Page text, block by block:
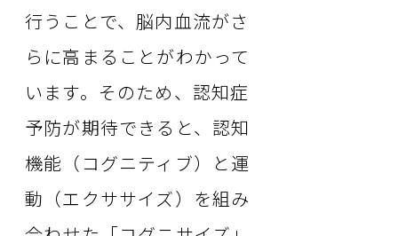
行うことで、脳内血流がさ
らに高まることがわかって
います。そのため、認知症
予防が期待できると、認知
機能（コグニティブ）と運
動（エクササイズ）を組み